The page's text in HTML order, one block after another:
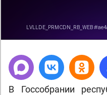
В Госсобрании